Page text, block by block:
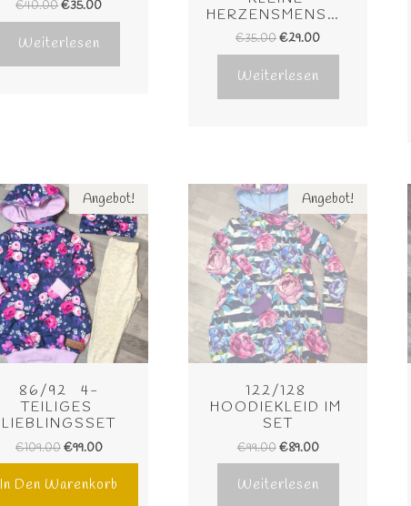
€40.00€35.00
Weiterlesen
HERZENSMENSCHEN
€35.00€29.00
Weiterlesen
Angebot!
86/92   4-
TEILIGES
LIEBLINGSSET
€109.00€99.00
In Den Warenkorb
Angebot!
122/128
HOODIEKLEID IM
SET
€99.00€89.00
Weiterlesen